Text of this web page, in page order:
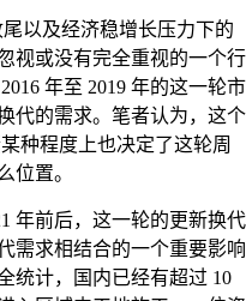
以及经济稳增长压力下的
视或没有完全重视的一个行
年至 2019 年的这一轮市
代的需求。笔者认为，这个
种程度上也决定了这轮周
位置。
年前后，这一轮的更新换代
需求相结合的一个重要影响
统计，国内已经有超过 10